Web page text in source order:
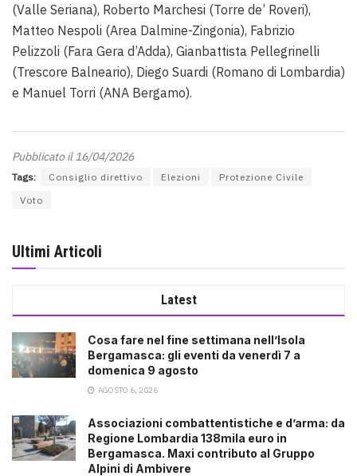
(Valle Seriana), Roberto Marchesi (Torre de’ Roveri),
Matteo Nespoli (Area Dalmine-Zingonia), Fabrizio
Pelizzoli (Fara Gera d’Adda), Gianbattista Pellegrinelli
(Trescore Balneario), Diego Suardi (Romano di Lombardia)
e Manuel Torri (ANA Bergamo).
Pubblicato il 16/04/2026
Tags: Consiglio direttivo Elezioni
Protezione Civile
Voto
Ultimi Articoli
Latest
Cosa fare nel fine settimana nell’Isola
Bergamasca: gli eventi da venerdì 7 a
domenica 9 agosto
AGOSTO 6, 2026
Associazioni combattentistiche e d’arma: da
Regione Lombardia 138mila euro in
Bergamasca. Maxi contributo al Gruppo
Alpini di Ambivere